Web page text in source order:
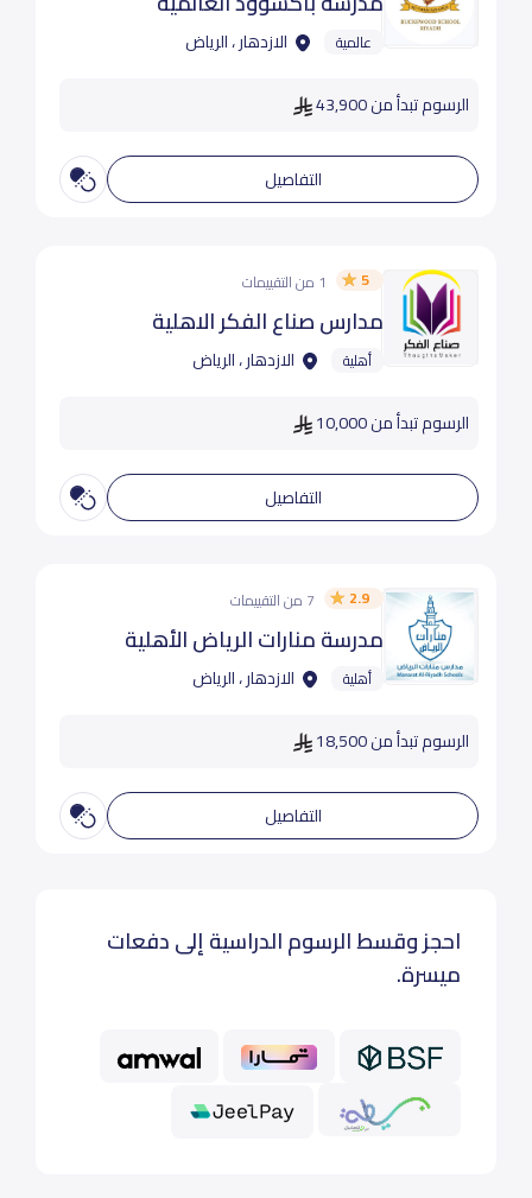
عالمية الازدهار ، الرياض
الرسوم تبدأ من 43,900
التفاصيل
5 1 من التقييمات
مدارس صناع الفكر الاهلية
أهلية الازدهار ، الرياض
الرسوم تبدأ من 10,000
التفاصيل
2.9 7 من التقييمات
مدرسة منارات الرياض الأهلية
أهلية الازدهار ، الرياض
الرسوم تبدأ من 18,500
التفاصيل
احجز وقسط الرسوم الدراسية إلى دفعات
ميسرة.